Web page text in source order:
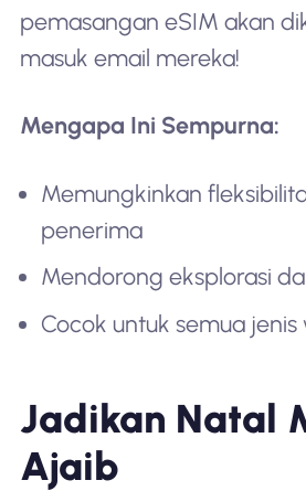
pemasangan eSIM akan
masuk email mereka!
Mengapa Ini Sempurna:
Memungkinkan
penerima
Mendorong eksplorasi
Cocok untuk semua
Jadikan Natal
Ajaib